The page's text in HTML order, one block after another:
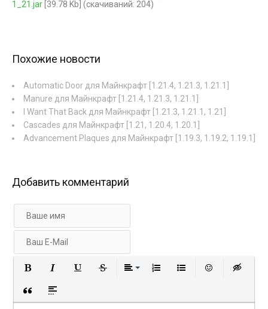
1_21.jar [39.78 Kb] (cкачиваний: 204)
Похожие новости
Automatic Door для Майнкрафт [1.21.4, 1.21.3, 1.21.1]
Manure для Майнкрафт [1.21.4, 1.21.3, 1.21.1]
I Want That Back для Майнкрафт [1.21.3, 1.21.1, 1.21]
Cascades для Майнкрафт [1.21, 1.20.4, 1.20.1]
Advancement Plaques для Майнкрафт [1.19.3, 1.19.2, 1.19.1]
Добавить комментарий
Вставка цитаты
Вставка спойлера